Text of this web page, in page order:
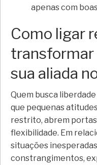
apenas com
Como ligar
transformar
sua aliada
Quem busca
que pequenas
restrito, abrem
flexibilidade. Em
situações
constrangimentos,